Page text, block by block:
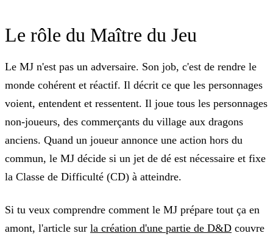
Le rôle du Maître du Jeu
Le MJ n'est pas un adversaire. Son job, c'est de rendre le
monde cohérent et réactif. Il décrit ce que les personnages
voient, entendent et ressentent. Il joue tous les personnages
non-joueurs, des commerçants du village aux dragons
anciens. Quand un joueur annonce une action hors du
commun, le MJ décide si un jet de dé est nécessaire et fixe
la Classe de Difficulté (CD) à atteindre.
Si tu veux comprendre comment le MJ prépare tout ça en
amont, l'article sur la création d'une partie de D&D couvre